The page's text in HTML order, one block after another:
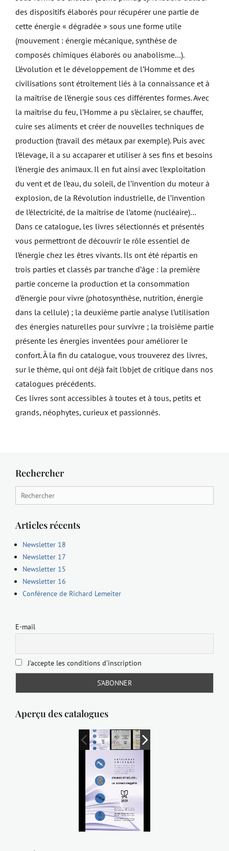
des dispositifs élaborés pour récupérer une partie de
cette énergie « dégradée » sous une forme utile
(mouvement : énergie mécanique, synthèse de
composés chimiques élaborés ou anabolisme…).
L’évolution et le développement de l’Homme et des
civilisations sont étroitement liés à la connaissance et à
la maîtrise de l’énergie sous ces différentes formes. Avec
la maîtrise du feu, l’Homme a pu s’éclairer, se chauffer,
cuire ses aliments et créer de nouvelles techniques de
production (travail des métaux par exemple). Puis avec
l’élevage, il a su accaparer et utiliser à ses fins et besoins
l’énergie des animaux. Il en fut ainsi avec l’exploitation
du vent et de l’eau, du soleil, de l’invention du moteur à
explosion, de la Révolution industrielle, de l’invention
de l’électricité, de la maîtrise de l’atome (nucléaire)…
Dans ce catalogue, les livres sélectionnés et présentés
vous permettront de découvrir le rôle essentiel de
l’énergie chez les êtres vivants. Ils ont été répartis en
trois parties et classés par tranche d’âge : la première
partie concerne la production et la consommation
d’énergie pour vivre (photosynthèse, nutrition, énergie
dans la cellule) ; la deuxième partie analyse l’utilisation
des énergies naturelles pour survivre ; la troisième partie
présente les énergies inventées pour améliorer le
confort. À la fin du catalogue, vous trouverez des livres,
sur le thème, qui ont déjà fait l’objet de critique dans nos
catalogues précédents.
Ces livres sont accessibles à toutes et à tous, petits et
grands, néophytes, curieux et passionnés.
Rechercher
Search
for:
Articles récents
Newsletter 18
Newsletter 17
Newsletter 15
Newsletter 16
Conférence de Richard Lemeiter
E-mail
J'accepte les conditions d'inscription
Aperçu des catalogues